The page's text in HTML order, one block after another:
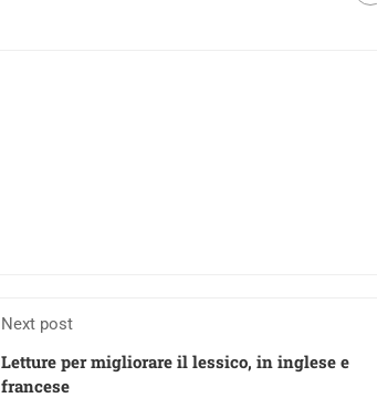
Next post
Letture per migliorare il lessico, in inglese e
francese